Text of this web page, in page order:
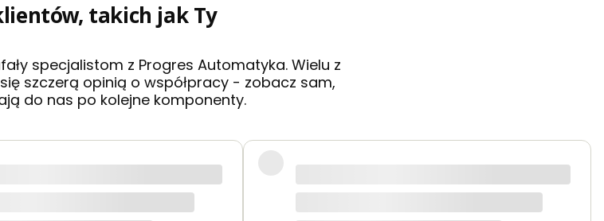
takich jak Ty
specjalistom z Progres Automatyka. Wielu z
szczerą opinią o współpracy - zobacz sam,
do nas po kolejne komponenty.
zamówienia. Na duży plus dochodzi wsparcie techniczne, które jest na bardzo